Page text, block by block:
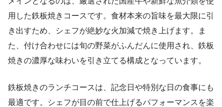
用した鉄板焼きコースです。食材本来の旨味を最大限に引
き出すため、シェフが絶妙な火加減で焼き上げます。ま
た、付け合わせには旬の野菜がふんだんに使用され、鉄板
焼きの濃厚な味わいを引き立てる構成となっています。
鉄板焼きのランチコースは、記念日や特別な日の食事にも
最適です。シェフが目の前で仕上げるパフォーマンスを楽